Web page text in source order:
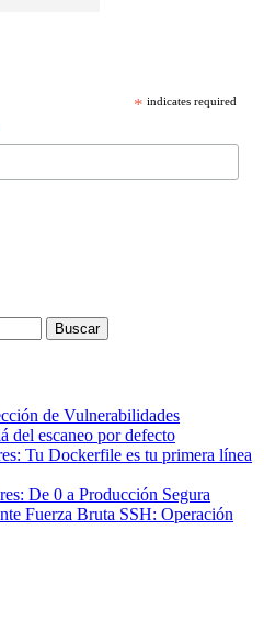
* indicates required
de Vulnerabilidades
del escaneo por defecto
Tu Dockerfile es tu primera línea
De 0 a Producción Segura
Fuerza Bruta SSH: Operación